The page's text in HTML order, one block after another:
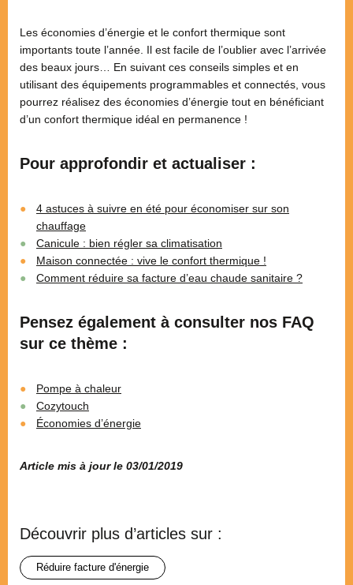
Les économies d’énergie et le confort thermique sont
importants toute l’année. Il est facile de l’oublier avec l’arrivée
des beaux jours… En suivant ces conseils simples et en
utilisant des équipements programmables et connectés, vous
pourrez réalisez des économies d’énergie tout en bénéficiant
d’un confort thermique idéal en permanence !
Pour approfondir et actualiser :
4 astuces à suivre en été pour économiser sur son
chauffage
Canicule : bien régler sa climatisation
Maison connectée : vive le confort thermique !
Comment réduire sa facture d’eau chaude sanitaire ?
Pensez également à consulter nos FAQ
sur ce thème :
Pompe à chaleur
Cozytouch
Économies d’énergie
Article mis à jour le 03/01/2019
Découvrir plus d’articles sur :
réduire facture d'énergie